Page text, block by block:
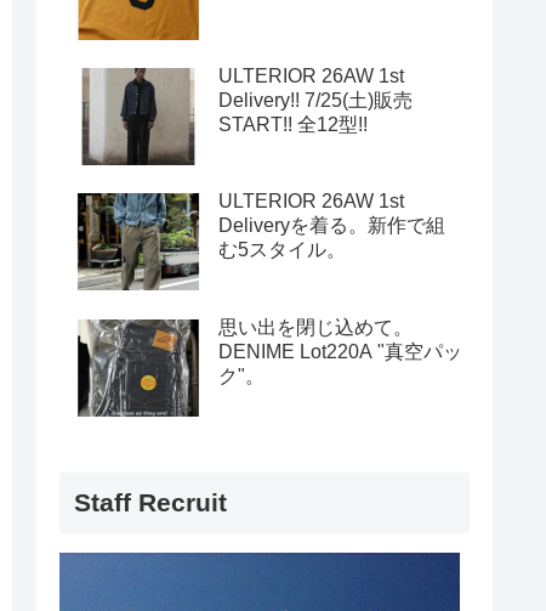
ULTERIOR 26AW 1st
Delivery!! 7/25(土)販売
START!! 全12型!!
ULTERIOR 26AW 1st
Deliveryを着る。新作で組
む5スタイル。
思い出を閉じ込めて。
DENIME Lot220A "真空パッ
ク"。
Staff Recruit